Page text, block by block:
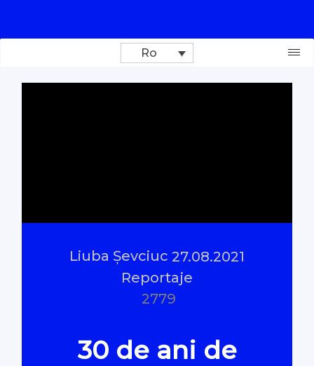
Documentare
Oamenii Legii
Ro
Liuba Șevciuc 27.08.2021
Reportaje
2779
30 de ani de